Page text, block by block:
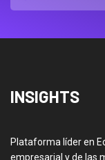
INSIGHTS
Plataforma líder en
empresarial y de las